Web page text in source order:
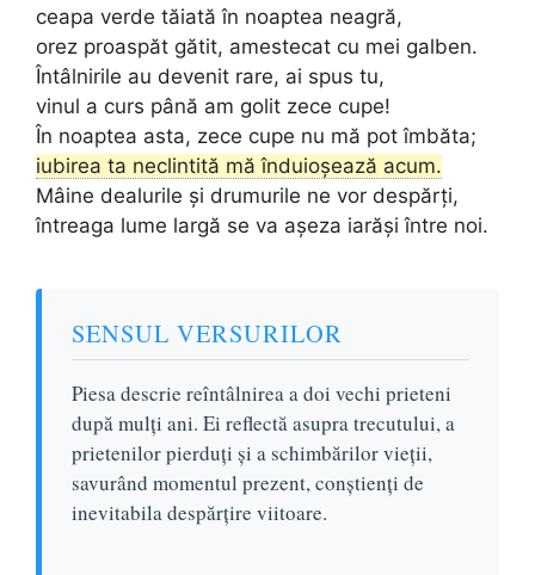
ceapa verde tăiată în noaptea neagră,
orez proaspăt gătit, amestecat cu mei galben.
Întâlnirile au devenit rare, ai spus tu,
vinul a curs până am golit zece cupe!
În noaptea asta, zece cupe nu mă pot îmbăta;
iubirea ta neclintită mă înduioșează acum.
Mâine dealurile și drumurile ne vor despărți,
întreaga lume largă se va așeza iarăși între noi.
SENSUL VERSURILOR
Piesa descrie reîntâlnirea a doi vechi prieteni
după mulți ani. Ei reflectă asupra trecutului, a
prietenilor pierduți și a schimbărilor vieții,
savurând momentul prezent, conștienți de
inevitabila despărțire viitoare.